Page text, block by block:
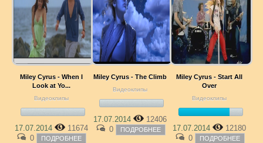
Miley Cyrus - When I
Look at Yo...
Видеоклипы
17.07.2014
11674
0
ПОДРОБНЕЕ
Miley Cyrus - The Climb
Видеоклипы
17.07.2014
12406
0
ПОДРОБНЕЕ
Miley Cyrus - Start All
Over
Видеоклипы
17.07.2014
12180
0
ПОДРОБНЕЕ